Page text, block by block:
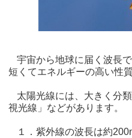
宇宙から地球に届く波長
短くてエネルギーの高い性
太陽光線には、大きく分
視光線」などがあります。
１．紫外線の波長は約